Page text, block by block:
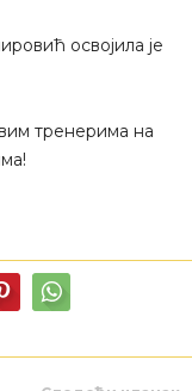
освојила је
тренерима на